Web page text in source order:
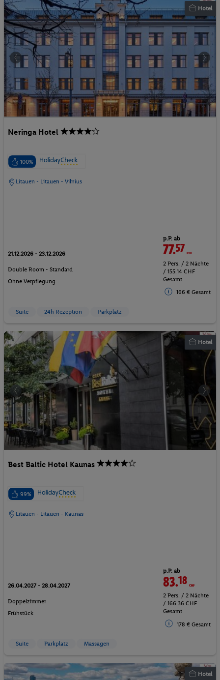
Hotel
Neringa Hotel
100%
Litauen - Litauen - Vilnius
21.12.2026 - 23.12.2026
Double Room - Standard
Ohne Verpflegung
p.P. ab
77.57CHF
2 Pers. / 2 Nächte
/ 155.14 CHF
Gesamt
166 € Gesamt
Suite 24h Rezeption Parkplatz
Hotel
Best Baltic Hotel Kaunas
99%
Litauen - Litauen - Kaunas
26.04.2027 - 28.04.2027
Doppelzimmer
Frühstück
p.P. ab
83.18CHF
2 Pers. / 2 Nächte
/ 166.36 CHF
Gesamt
178 € Gesamt
Suite Parkplatz Massagen
Hotel